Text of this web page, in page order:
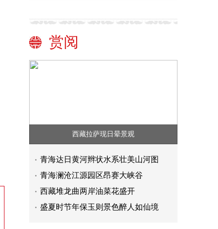
赏阅
西藏拉萨现日晕景观
青海达日黄河辫状水系壮美山河图
青海澜沧江源园区昂赛大峡谷
西藏堆龙曲两岸油菜花盛开
盛夏时节年保玉则景色醉人如仙境